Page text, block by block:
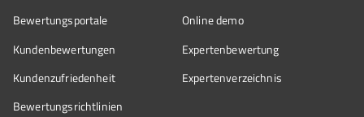
Bewertungsportale
Kundenbewertungen
Kundenzufriedenheit
Bewertungs­richtlinien
Online demo
Expertenbewertung
Expertenverzeichnis